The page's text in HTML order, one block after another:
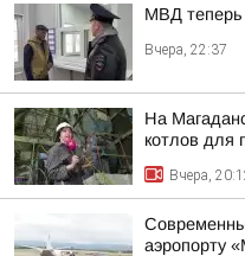
МВД теперь
Вчера, 22:37
На
котлов для
Вчера,
аэропорту